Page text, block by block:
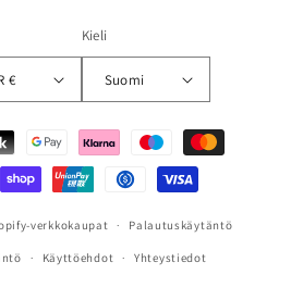
Suomi | EUR €
Kieli
Suomi
verkkokaupat Palautuskäytäntö
Käyttöehdot Yhteystiedot